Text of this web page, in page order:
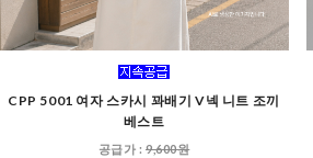
CPP 5001 여자 스카시 꽈배기 V넥 니트 조끼
베스트
공급가 : 9,600원